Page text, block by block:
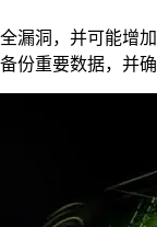
洞，并可能增
重要数据，并